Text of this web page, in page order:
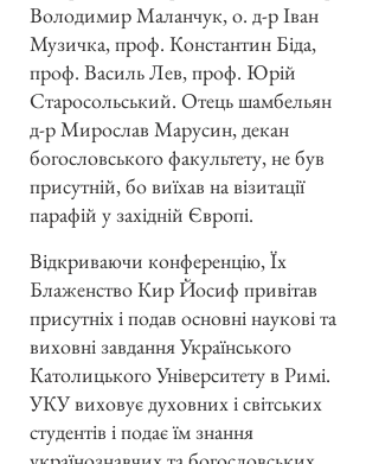
Володимир Маланчук, о. д-р Іван
Музичка, проф. Константин Біда,
проф. Василь Лев, проф. Юрій
Старосольський. Отець шамбельян
д-р Мирослав Марусин, декан
богословського факультету, не був
присутній, бо виїхав на візитації
парафій у західній Європі.
Відкриваючи конференцію, Їх
Блаженство Кир Йосиф привітав
присутніх і подав основні наукові та
виховні завдання Українського
Католицького Університету в Римі.
УКУ виховує духовних і світських
студентів і подає їм знання